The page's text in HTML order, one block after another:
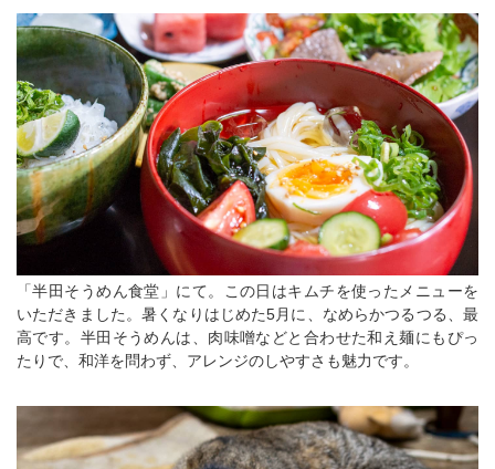
「半田そうめん食堂」にて。この日はキムチを使ったメニューを
いただきました。暑くなりはじめた5月に、なめらかつるつる、最
高です。半田そうめんは、肉味噌などと合わせた和え麺にもぴっ
たりで、和洋を問わず、アレンジのしやすさも魅力です。